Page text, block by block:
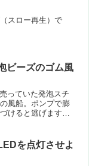
スロー再生）で
ビーズのゴム風
っていた発泡スチ
風船。ポンプで膨
けると逃げます！
クトにしまえて便
を点灯させよ